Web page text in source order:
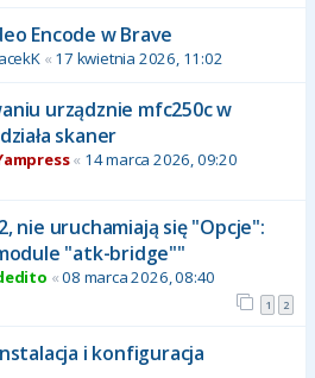
Encode w Brave
« 17 kwietnia 2026, 11:02
urządznie mfc250c w
skaner
« 14 marca 2026, 09:20
nie uruchamiają się "Opcje":
"atk-bridge""
«08 marca 2026, 08:40
1 2
i konfiguracja